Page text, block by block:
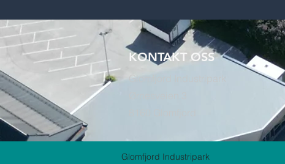
KONTAKT OSS
Glomfjord Industripark
Glomfjord Industripark